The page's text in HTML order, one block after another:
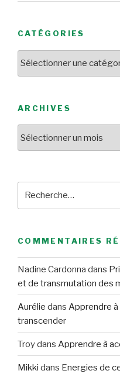
CATÉGORIES
ARCHIVES
COMMENTAIRES
Nadine Cardonna dans
et de transmutation des
Aurélie dans Apprendre à
transcender
Troydans Apprendre à
Mikki dans Energies de